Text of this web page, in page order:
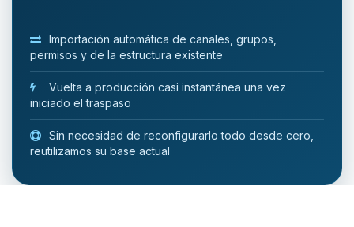
Importación automática de canales, grupos,
permisos y de la estructura existente
Vuelta a producción casi instantánea una vez
iniciado el traspaso
Sin necesidad de reconfigurarlo todo desde cero,
reutilizamos su base actual